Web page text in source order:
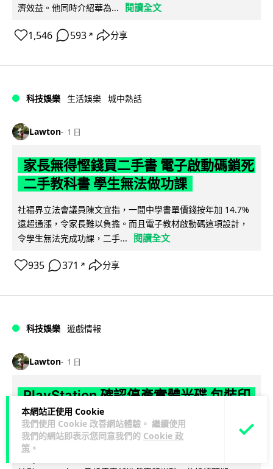
本網站正使用 Cookie
我們使用 Cookie 改善網站體驗。 繼續使用
我們的網站即表示您同意我們的 Cookie 政
策 。
濟效益。他同時介紹華為...
閱讀全文
1,546 593 ↗ 分享
科技娛樂 生活娛樂 城中熱話
Lawton 1 日
家長無得慳錢買二手書 電子啟動碼鎖死
二手教科書 學生無法做功課
社福界立法會議員陳文宜指，一間中學書單價錢按年加 14.7%
遠超通漲，令家長難以負擔。而且電子教材啟動碼這項設計，
令學生無法完成功課，二手...
閱讀全文
935 371 ↗ 分享
科技娛樂 遊戲情報
Lawton 1 日
PlayStation 確認停產實體光碟 包裝印
出重要通告 2028 年 1 月後不出光碟遊
戲